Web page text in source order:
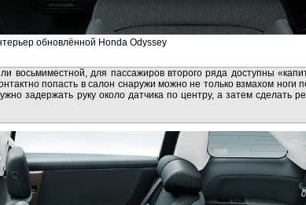
обновлённой Honda Odyssey
восьмиместной, для пассажиров второго ряда доступны
попасть в салон снаружи можно не только взмахом ноги
задержать руку около датчика по центру, а затем сделать